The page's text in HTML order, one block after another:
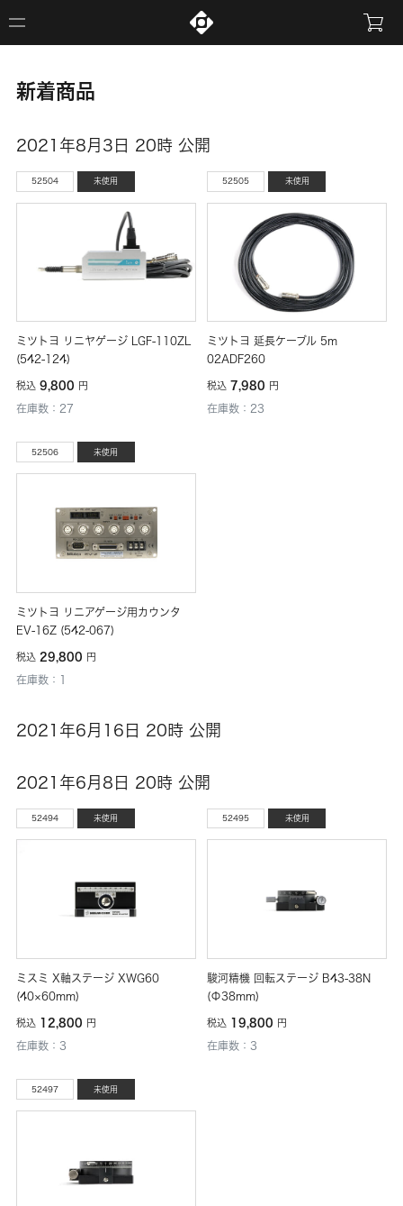
新着商品
2021年8月3日 20時 公開
52504 未使用
ミツトヨ リニヤゲージ LGF-110ZL
(542-124)
税込9,800 円
在庫数：27
52505 未使用
ミツトヨ 延長ケーブル 5m
02ADF260
税込7,980 円
在庫数：23
52506 未使用
ミツトヨ リニアゲージ用カウンタ
EV-16Z (542-067)
税込 29,800 円
在庫数：1
2021年6月16日 20時 公開
2021年6月8日 20時 公開
52494 未使用
ミスミ X軸ステージ XWG60
(40×60mm)
税込 12,800 円
在庫数：3
52495 未使用
駿河精機 回転ステージ B43-38N
(Φ38mm)
税込 19,800 円
在庫数：3
52497 未使用